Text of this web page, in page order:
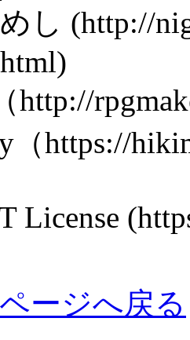
(http://
https://
ージへ戻る